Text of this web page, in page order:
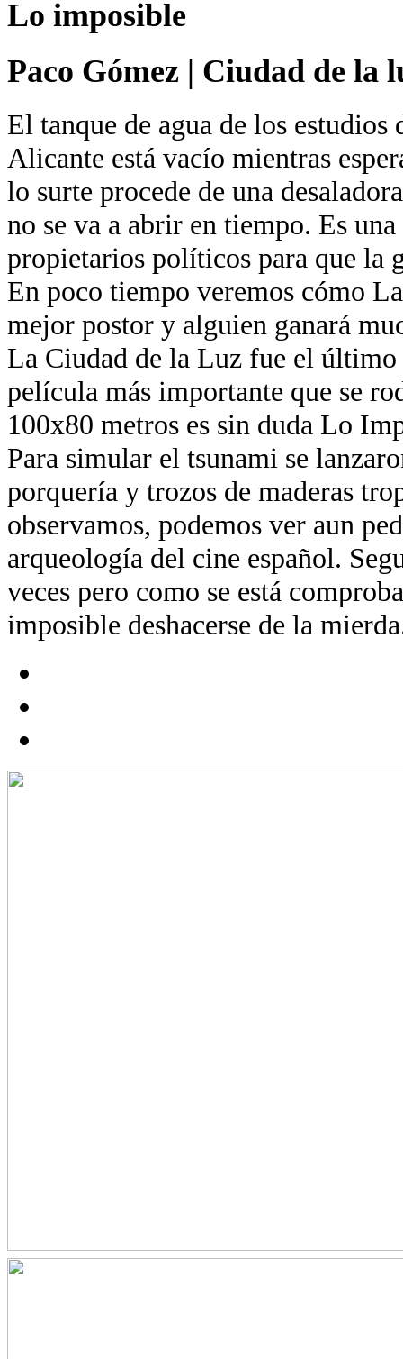
Lo imposible
Paco Gómez | Ciudad de la
El tanque de agua de los
Alicante está vacío mientras
lo surte procede de una
no se va a abrir en tiempo. Es
propietarios políticos para que la
En poco tiempo veremos cómo
mejor postor y alguien ganará
La Ciudad de la Luz fue el
película más importante que se
100x80 metros es sin duda Lo
Para simular el tsunami se
porquería y trozos de maderas
observamos, podemos ver aun
arqueología del cine español.
veces pero como se está
imposible deshacerse de la